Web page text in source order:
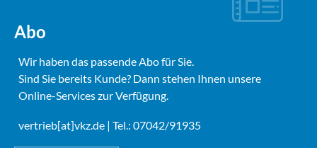
Abo
Wir haben das passende Abo für Sie.
Sind Sie bereits Kunde? Dann stehen Ihnen unsere
Online-Services zur Verfügung.
vertrieb[at]vkz.de | Tel.: 07042/91935